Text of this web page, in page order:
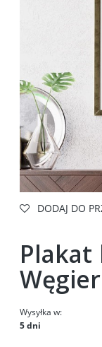
DODAJ DO
Plakat
Wysyłka w:
5 dni
Cena nie